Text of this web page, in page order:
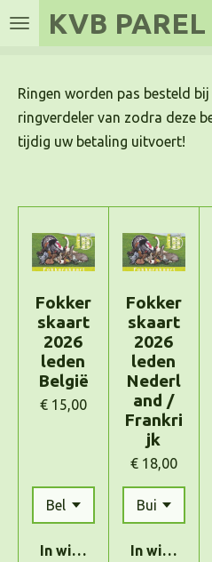
Ga
direct
de
hoofdinhoud
KVB PAREL
Ringen worden pas besteld
ringverdeler van zodra deze
tijdig uw betaling uitvoert!
Fokker
skaart
2026
leden
België
€ 15,00
In winkelwagen
Fokker
skaart
2026
leden
Nederl
and /
Frankri
jk
€ 18,00
In